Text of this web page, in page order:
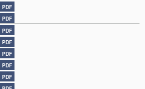
PDF
PDF
PDF
PDF
PDF
PDF
PDF